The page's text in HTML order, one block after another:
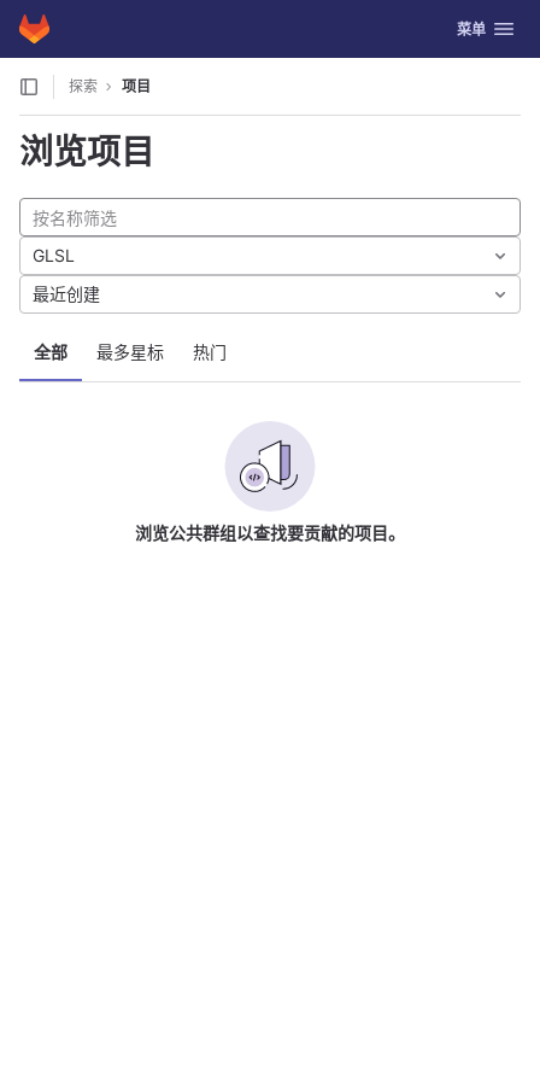
Skip to content
GitLab 切换导航
菜单
探索 项目
浏览项目
全部 最多星标 热门
GLSL
最近创建
浏览公共群组以查找要贡献的项目。